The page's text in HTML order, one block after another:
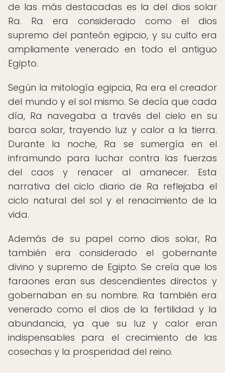
de las más destacadas es la del dios solar
Ra. Ra era considerado como el dios
supremo del panteón egipcio, y su culto era
ampliamente venerado en todo el antiguo
Egipto.
Según la mitología egipcia, Ra era el creador
del mundo y el sol mismo. Se decía que cada
día, Ra navegaba a través del cielo en su
barca solar, trayendo luz y calor a la tierra.
Durante la noche, Ra se sumergía en el
inframundo para luchar contra las fuerzas
del caos y renacer al amanecer. Esta
narrativa del ciclo diario de Ra reflejaba el
ciclo natural del sol y el renacimiento de la
vida.
Además de su papel como dios solar, Ra
también era considerado el gobernante
divino y supremo de Egipto. Se creía que los
faraones eran sus descendientes directos y
gobernaban en su nombre. Ra también era
venerado como el dios de la fertilidad y la
abundancia, ya que su luz y calor eran
indispensables para el crecimiento de las
cosechas y la prosperidad del reino.